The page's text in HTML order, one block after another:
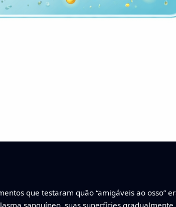
que testaram quão “amigáveis ao osso”